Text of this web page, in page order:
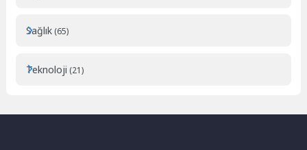
Sağlık (65)
Teknoloji (21)